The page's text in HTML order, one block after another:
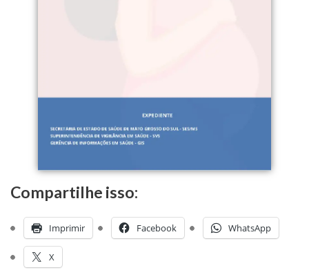
Compartilhe isso:
Imprimir Facebook WhatsApp
X